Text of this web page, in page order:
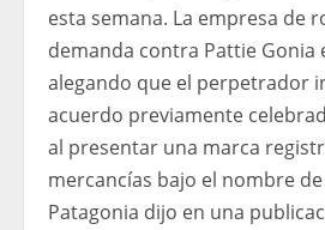
esta semana. La empresa de
demanda contra Pattie Gonia
alegando que el perpetrador
acuerdo previamente
al presentar una marca
mercancías bajo el nombre
Patagonia dijo en una